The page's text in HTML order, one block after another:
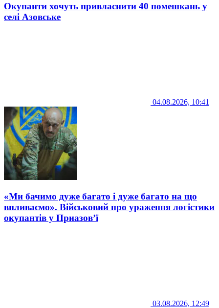
Окупанти хочуть привласнити 40 помешкань у
селі Азовське
04.08.2026, 10:41
«Ми бачимо дуже багато і дуже багато на що
впливаємо». Військовий про ураження логістики
окупантів у Приазов’ї
03.08.2026, 12:49